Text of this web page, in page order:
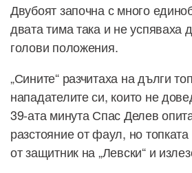
Двубоят започна с много
двата тима така и не успяваха
голови положения.
„Сините“ разчитаха на дълги
нападателите си, които не
39-ата минута Спас Делев
разстояние от фаул, но
от защитник на „Левски“ и